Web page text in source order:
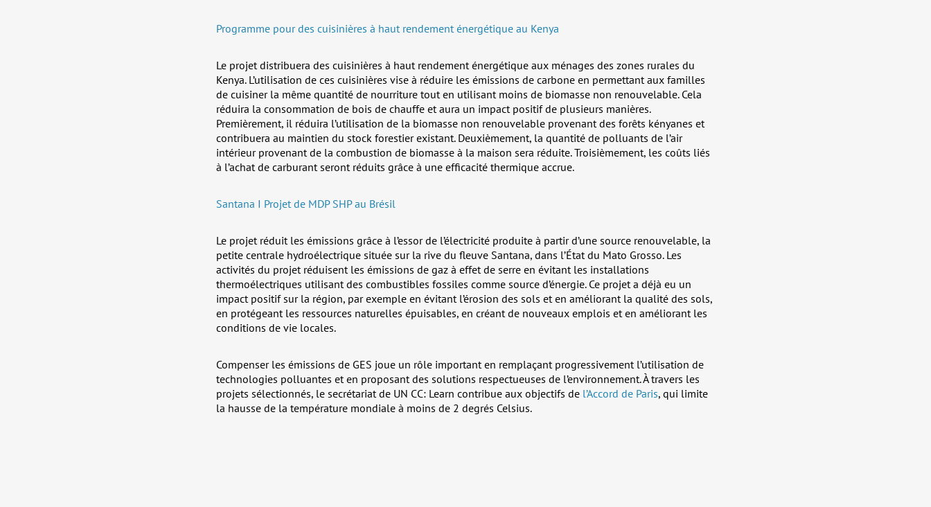
Programme pour des cuisinières à haut rendement énergétique au Kenya
Le projet distribuera des cuisinières à haut rendement énergétique aux ménages des zones rurales du
Kenya. L’utilisation de ces cuisinières vise à réduire les émissions de carbone en permettant aux familles
de cuisiner la même quantité de nourriture tout en utilisant moins de biomasse non renouvelable. Cela
réduira la consommation de bois de chauffe et aura un impact positif de plusieurs manières.
Premièrement, il réduira l’utilisation de la biomasse non renouvelable provenant des forêts kényanes et
contribuera au maintien du stock forestier existant. Deuxièmement, la quantité de polluants de l’air
intérieur provenant de la combustion de biomasse à la maison sera réduite. Troisièmement, les coûts liés
à l’achat de carburant seront réduits grâce à une efficacité thermique accrue.
Santana I Projet de MDP SHP au Brésil
Le projet réduit les émissions grâce à l’essor de l’électricité produite à partir d’une source renouvelable, la
petite centrale hydroélectrique située sur la rive du fleuve Santana, dans l’État du Mato Grosso. Les
activités du projet réduisent les émissions de gaz à effet de serre en évitant les installations
thermoélectriques utilisant des combustibles fossiles comme source d’énergie. Ce projet a déjà eu un
impact positif sur la région, par exemple en évitant l’érosion des sols et en améliorant la qualité des sols,
en protégeant les ressources naturelles épuisables, en créant de nouveaux emplois et en améliorant les
conditions de vie locales.
Compenser les émissions de GES joue un rôle important en remplaçant progressivement l’utilisation de
technologies polluantes et en proposant des solutions respectueuses de l’environnement. À travers les
projets sélectionnés, le secrétariat de UN CC: Learn contribue aux objectifs de l’Accord de Paris, qui limite
la hausse de la température mondiale à moins de 2 degrés Celsius.